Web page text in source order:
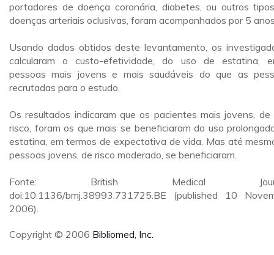
portadores de doença coronária, diabetes, ou outros
doenças arteriais oclusivas, foram acompanhados por 5
Usando dados obtidos deste levantamento, os
calcularam o custo-efetividade, do uso de estatina,
pessoas mais jovens e mais saudáveis do que as
recrutadas para o estudo.
Os resultados indicaram que os pacientes mais jovens, de
risco, foram os que mais se beneficiaram do uso
estatina, em termos de expectativa de vida. Mas até
pessoas jovens, de risco moderado, se beneficiaram.
Fonte: British Medical
doi:10.1136/bmj.38993.731725.BE (published 10
2006).
Copyright © 2006 Bibliomed, Inc.